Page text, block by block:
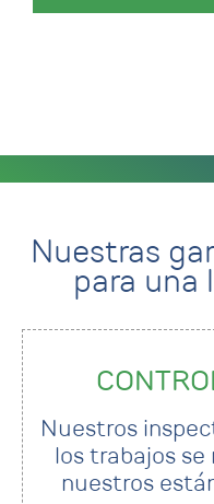
Nuestras
para una
Nuestros
los trabajos se
nuestros